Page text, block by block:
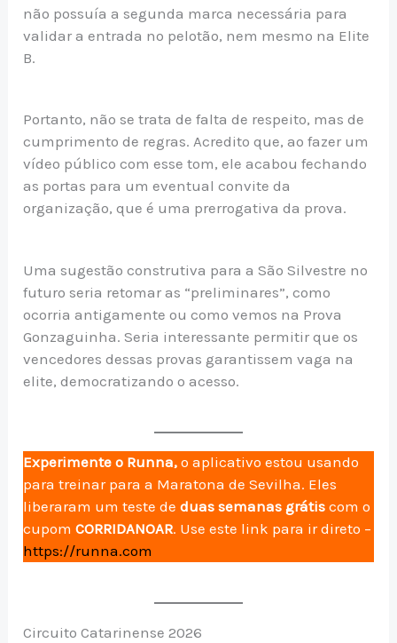
não possuía a segunda marca necessária para
validar a entrada no pelotão, nem mesmo na Elite
B.
Portanto, não se trata de falta de respeito, mas de
cumprimento de regras. Acredito que, ao fazer um
vídeo público com esse tom, ele acabou fechando
as portas para um eventual convite da
organização, que é uma prerrogativa da prova.
Uma sugestão construtiva para a São Silvestre no
futuro seria retomar as “preliminares”, como
ocorria antigamente ou como vemos na Prova
Gonzaguinha. Seria interessante permitir que os
vencedores dessas provas garantissem vaga na
elite, democratizando o acesso.
Experimente o Runna,o aplicativo estou usando
para treinar para a Maratona de Sevilha. Eles
liberaram um teste deduas semanas grátis com o
cupomCORRIDANOAR. Use este link para ir direto –
https://runna.com
Circuito Catarinense 2026